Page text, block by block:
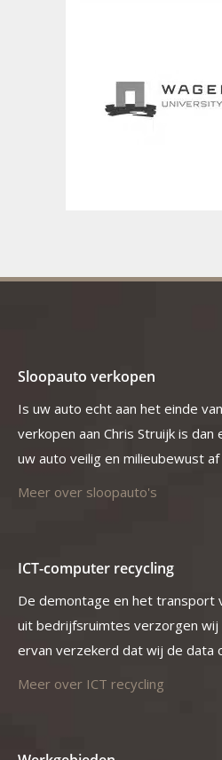
Sloopauto verkopen
Is uw auto echt aan het einde
verkopen aan Chris Struijk is
uw auto veilig en milieubewust
Meer over sloopauto's
ICT-computer recycling
De demontage en het transport
uit bedrijfsruimtes verzorgen wij
ervan verzekerd dat wij de data
Meer over ICT recycling